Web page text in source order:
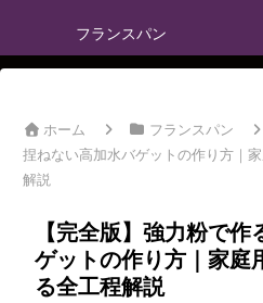
フランスパン
ホーム フランスパン
捏ねない高加水バゲットの作り方｜
解説
【完全版】強力粉で
ゲットの作り方｜家庭
る全工程解説